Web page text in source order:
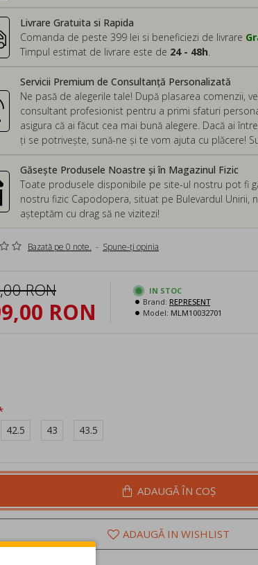
Servicii Premium de Consultanță Personalizată
Ne pasă de alegerile tale! După plasarea comenzii,
consultant profesionist pentru a primi sfaturi
asigura că ai făcut cea mai bună alegere. Dacă ai
ți se potrivește, sună-ne și te vom ajuta cu plăcere!
Livrare Gratuita si Rapida
Comanda de peste 399 lei si beneficiezi de livrare
Timpul estimat de livrare este de 24 - 48h.
Găsește Produsele Noastre și în Magazinul Fizic
Toate produsele disponibile pe site-ul nostru pot fi
nostru fizic Capodopera, situat pe Bulevardul Unirii,
așteptăm cu drag să ne vizitezi!
Bazată pe 0 note. - Spune-ţi opinia
RON
RON
IN STOC
Brand: REPRESENT
Model: MLM10032701
42.5 43 43.5
ADAUGĂ ÎN COŞ
ADAUGĂ IN WISHLIST